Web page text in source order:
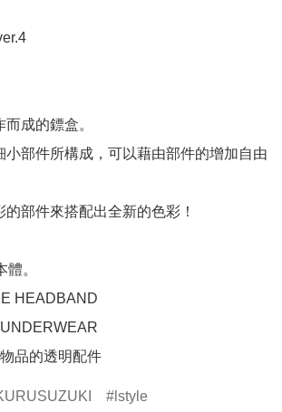
成的鏢盒。
小部件所構成，可以藉由部件的增加自由
部件來搭配出全新的色彩！
。
HEADBAND
品的透明配件
lstyle